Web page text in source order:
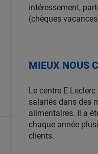
intéressement,
(chèques
MIEUX NOUS
Le centre
salariés dans des
alimentaires. Il a
chaque année
clients.